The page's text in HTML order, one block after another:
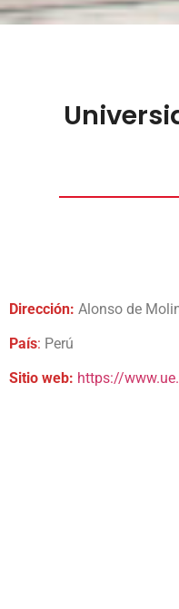
Dirección: Alonso de
País: Perú
Sitio web: https://